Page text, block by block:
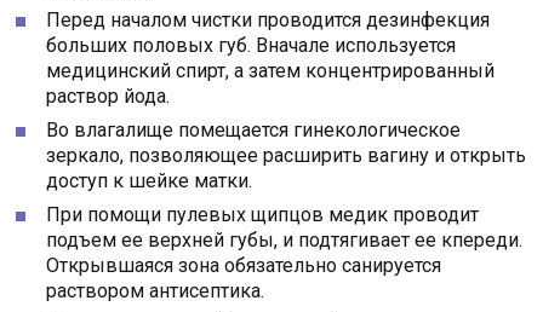
Перед началом чистки проводится дезинфекция
больших половых губ. Вначале используется
медицинский спирт, а затем концентрированный
раствор йода.
Во влагалище помещается гинекологическое
зеркало, позволяющее расширить вагину и открыть
доступ к шейке матки.
При помощи пулевых щипцов медик проводит
подъем ее верхней губы, и подтягивает ее кпереди.
Открывшаяся зона обязательно санируется
раствором антисептика.